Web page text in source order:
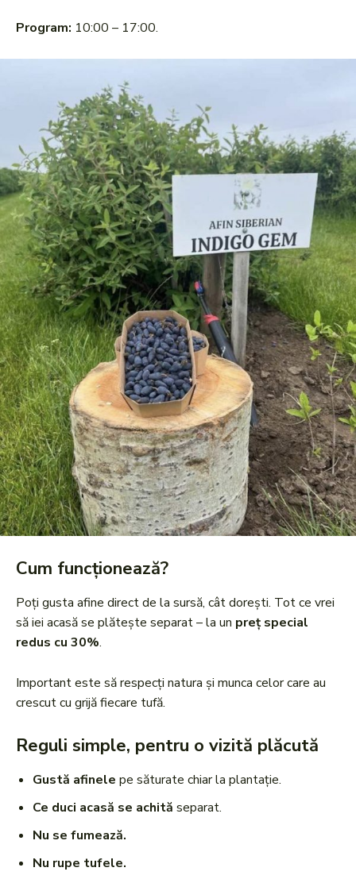
Program: 10:00 – 17:00.
Cum funcționează?
Poți gusta afine direct de la sursă, cât dorești. Tot ce vrei
să iei acasă se plătește separat – la un preț special
redus cu 30%.
Important este să respecți natura și munca celor care au
crescut cu grijă fiecare tufă.
Reguli simple, pentru o vizită plăcută
Gustă afinele pe săturate chiar la plantație.
Ce duci acasă se achită separat.
Nu se fumează.
Nu rupe tufele.